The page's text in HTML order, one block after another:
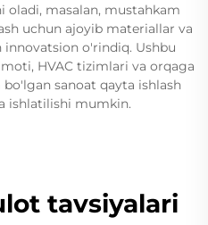
masalan, mustahkam
uchun ajoyib materiallar va
o'rindiq. Ushbu
HVAC tizimlari va orqaga
sanoat qayta ishlash
ishlatilishi mumkin.
tavsiyalari